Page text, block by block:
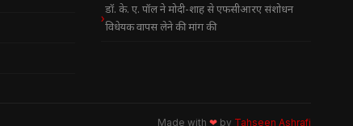
डॉ. के. ए. पॉल ने मोदी-शाह से एफसीआरए संशोधन
विधेयक वापस लेने की मांग की
Made with ❤ by Tahseen Ashrafi